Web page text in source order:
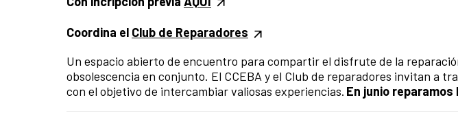
Coordina el Club de Reparadores
Un espacio abierto de encuentro para compartir el disfrute de la
obsolescencia en conjunto. El CCEBA y el Club de reparadores invitan a
con el objetivo de intercambiar valiosas experiencias. En junio reparamos